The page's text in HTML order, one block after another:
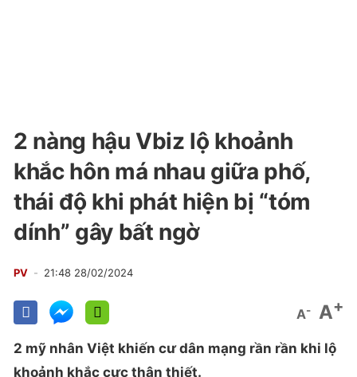
2 nàng hậu Vbiz lộ khoảnh
khắc hôn má nhau giữa phố,
thái độ khi phát hiện bị “tóm
dính” gây bất ngờ
PV 21:48 28/02/2024
A- A+
2 mỹ nhân Việt khiến cư dân mạng rần rần khi lộ
khoảnh khắc cực thân thiết.